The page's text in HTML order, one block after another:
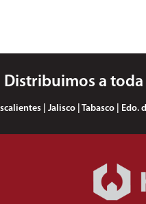
Distribuimos a
| Jalisco | Tabasco |